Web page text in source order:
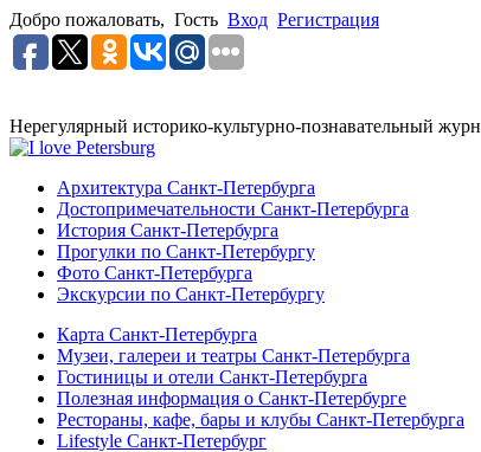
Добро пожаловать, Гость Вход Регистрация
Нерегулярный историко-культурно-познавательный
Архитектура Санкт-Петербурга
Достопримечательности Санкт-Петербурга
История Санкт-Петербурга
Прогулки по Санкт-Петербургу
Фото Санкт-Петербурга
Экскурсии по Санкт-Петербургу
Карта Санкт-Петербурга
Музеи, галереи и театры Санкт-Петербурга
Гостиницы и отели Санкт-Петербурга
Полезная информация о Санкт-Петербурге
Рестораны, кафе, бары и клубы Санкт-Петербурга
Lifestyle Санкт-Петербург